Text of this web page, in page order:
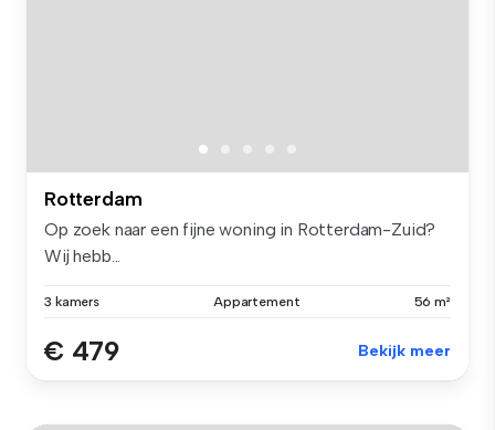
Rotterdam
Op zoek naar een fijne woning in Rotterdam-Zuid?
Wij hebb...
3 kamers Appartement 56 m²
€ 479 Bekijk meer